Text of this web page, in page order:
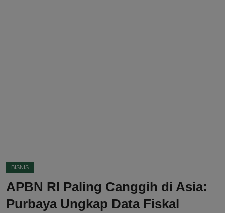
BISNIS
APBN RI Paling Canggih di Asia:
Purbaya Ungkap Data Fiskal